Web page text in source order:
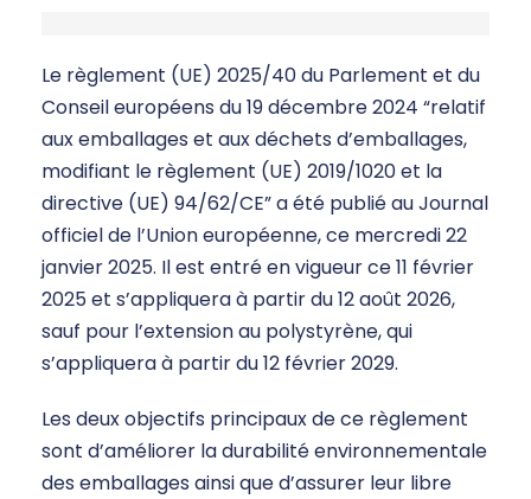
Le règlement (UE) 2025/40 du Parlement et du
Conseil européens du 19 décembre 2024 “relatif
aux emballages et aux déchets d’emballages,
modifiant le règlement (UE) 2019/1020 et la
directive (UE) 94/62/CE” a été publié au Journal
officiel de l’Union européenne, ce mercredi 22
janvier 2025. Il est entré en vigueur ce 11 février
2025 et s’appliquera à partir du 12 août 2026,
sauf pour l’extension au polystyrène, qui
s’appliquera à partir du 12 février 2029.
Les deux objectifs principaux de ce règlement
sont d’améliorer la durabilité environnementale
des emballages ainsi que d’assurer leur libre